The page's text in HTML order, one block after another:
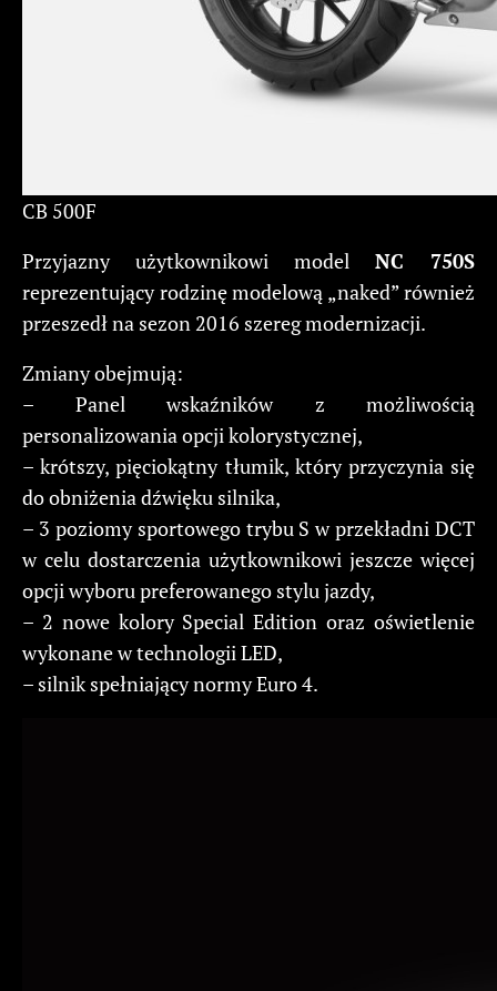
CB 500F
Przyjazny użytkownikowi model NC 750S
reprezentujący rodzinę modelową „naked” również
przeszedł na sezon 2016 szereg modernizacji.
Zmiany obejmują:
– Panel wskaźników z możliwością
personalizowania opcji kolorystycznej,
– krótszy, pięciokątny tłumik, który przyczynia się
do obniżenia dźwięku silnika,
– 3 poziomy sportowego trybu S w przekładni DCT
w celu dostarczenia użytkownikowi jeszcze więcej
opcji wyboru preferowanego stylu jazdy,
– 2 nowe kolory Special Edition oraz oświetlenie
wykonane w technologii LED,
– silnik spełniający normy Euro 4.